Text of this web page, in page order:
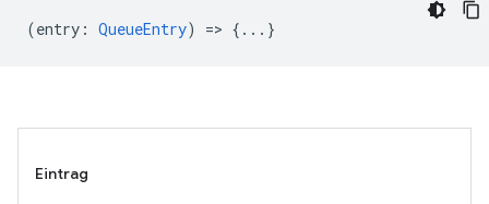
(entry : QueueEntry) => {...}
Eintrag